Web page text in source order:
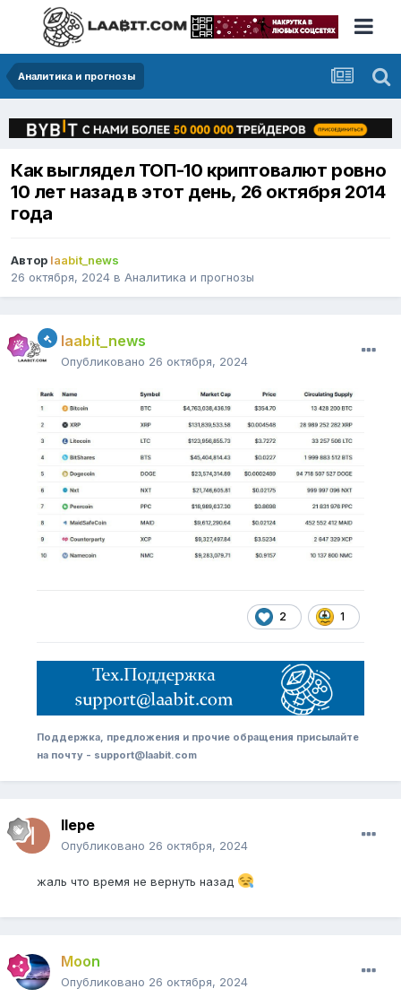
Аналитика и прогнозы
Как выглядел ТОП-10 криптовалют ровно
10 лет назад в этот день, 26 октября 2014
года
Автор laabit_news
26 октября, 2024 в Аналитика и прогнозы
laabit_news
Опубликовано 26 октября, 2024
2 1
Поддержка, предложения и прочие обращения присылайте
на почту - support@laabit.com
Ilepe
Опубликовано 26 октября, 2024
жаль что время не вернуть назад
Moon
Опубликовано 26 октября, 2024